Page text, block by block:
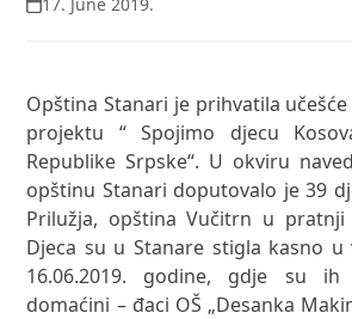
Opština Stanari je prihvatila
projektu “ Spojimo djecu
Republike Srpske“. U okviru
opštinu Stanari doputovalo je 39
Prilužja, opština Vučitrn u pratnji
Djeca su u Stanare stigla kasno u
16.06.2019. godine, gdje su ih
domaćini – đaci OŠ „Desanka